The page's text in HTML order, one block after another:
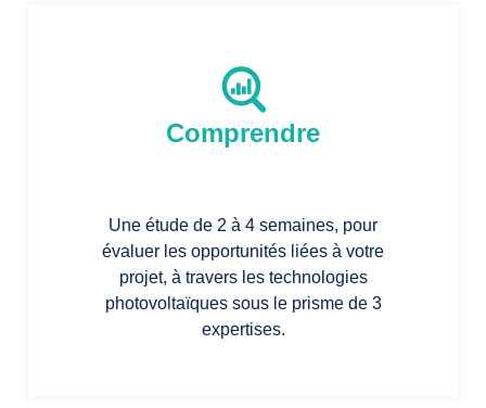
Comprendre
Une étude de 2 à 4 semaines, pour
évaluer les opportunités liées à votre
projet, à travers les technologies
photovoltaïques sous le prisme de 3
expertises.